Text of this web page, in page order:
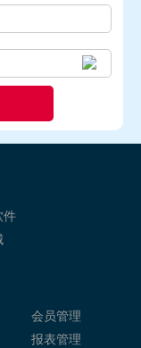
件
会员管理
报表管理